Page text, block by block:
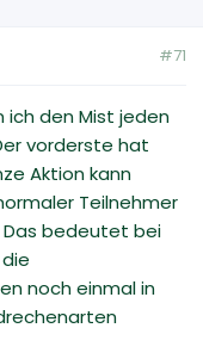
#71
ich den Mist jeden
vorderste hat
Aktion kann
Teilnehmer
bedeutet bei
noch einmal in